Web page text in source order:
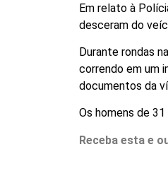
Em relato à
desceram do
Durante rondas
correndo em um
documentos da
Os homens de
Receba esta e